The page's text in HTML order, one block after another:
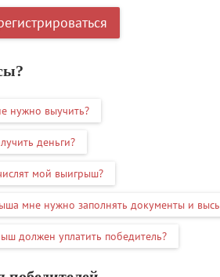
нужно выучить?
деньги?
мой выигрыш?
мне нужно заполнять документы и
должен уплатить победитель?